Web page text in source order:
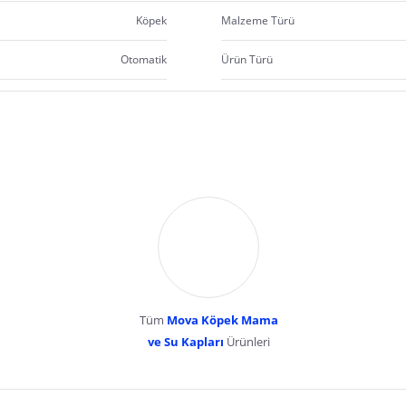
Köpek Malzeme Türü
Otomatik Ürün Türü
Tüm Mova Köpek Mama
ve Su Kapları Ürünleri